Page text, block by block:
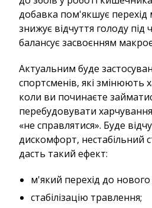
добавка пом'якшує перехід
знижує відчуття голоду під
балансує засвоєнням
Актуальним буде
спортсменів, які змінюють
коли ви починаєте
перебудовувати
«не справлятися». Буде
дискомфорт, нестабільний
дасть такий ефект:
м'який перехід до
стабілізацію травлення;